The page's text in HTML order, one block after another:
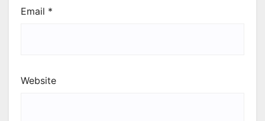
Email *
Website